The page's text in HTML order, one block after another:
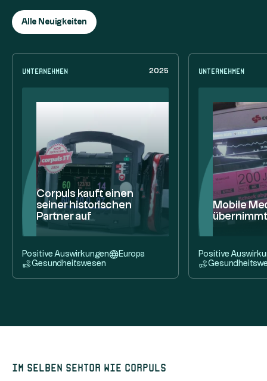
Alle Neuigkeiten
Unternehmen 2025
Corpuls kauft einen
seiner historischen
Partner auf
Positive Auswirkungen
Europa
Gesundheitswesen
Unternehmen
Mobile
Positive
Im selben Sektor wie corpuls